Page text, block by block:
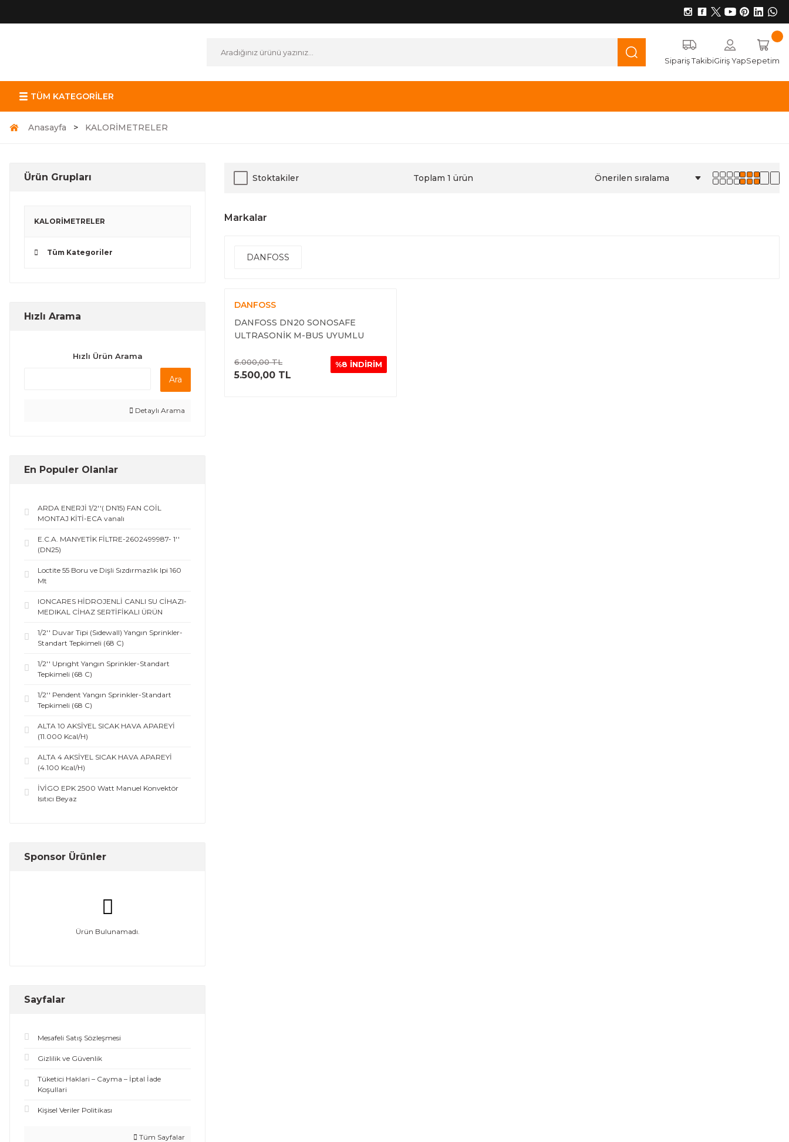
Sipariş TakibiGiriş YapSepetim
TÜM KATEGORİLER
Anasayfa KALORİMETRELER
Ürün Grupları
KALORİMETRELER
Tüm Kategoriler
Hızlı Arama
Hızlı Ürün Arama
Ara
Detaylı Arama
En Populer Olanlar
ARDA ENERJİ 1/2''( DN15) FAN COİL
MONTAJ KİTİ-ECA vanalı
E.C.A. MANYETİK FİLTRE-2602499987- 1''
(DN25)
Loctite 55 Boru ve Dişli Sızdırmazlık Ipi 160
Mt
IONCARES HİDROJENLİ CANLI SU CİHAZI-
MEDIKAL CİHAZ SERTİFİKALI ÜRÜN
1/2'' Duvar Tipi (Sıdewall) Yangın Sprinkler-
Standart Tepkimeli (68 C)
1/2'' Uprıght Yangın Sprinkler-Standart
Tepkimeli (68 C)
1/2'' Pendent Yangın Sprinkler-Standart
Tepkimeli (68 C)
ALTA 10 AKSİYEL SICAK HAVA APAREYİ
(11.000 Kcal/H)
ALTA 4 AKSİYEL SICAK HAVA APAREYİ
(4.100 Kcal/H)
İVİGO EPK 2500 Watt Manuel Konvektör
Isıtıcı Beyaz
Sponsor Ürünler
Ürün Bulunamadı.
Sayfalar
Mesafeli Satış Sözleşmesi
Gizlilik ve Güvenlik
Tüketici Haklari – Cayma – İptal İade
Koşullari
Kişisel Veriler Politikası
Tüm Sayfalar
Stoktakiler Toplam 1 ürün
Markalar
DANFOSS
DANFOSS
DANFOSS DN20 SONOSAFE
ULTRASONİK M-BUS UYUMLU
6.000,00 TL
5.500,00 TL
%8 İNDİRİM
ÜRÜNÜ İNCELE